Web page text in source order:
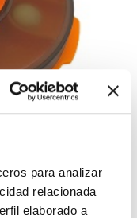
para analizar
relacionada
elaborado a
subtilis CECT